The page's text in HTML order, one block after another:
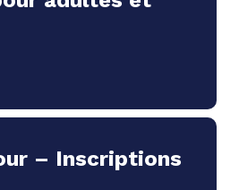
– Inscriptions